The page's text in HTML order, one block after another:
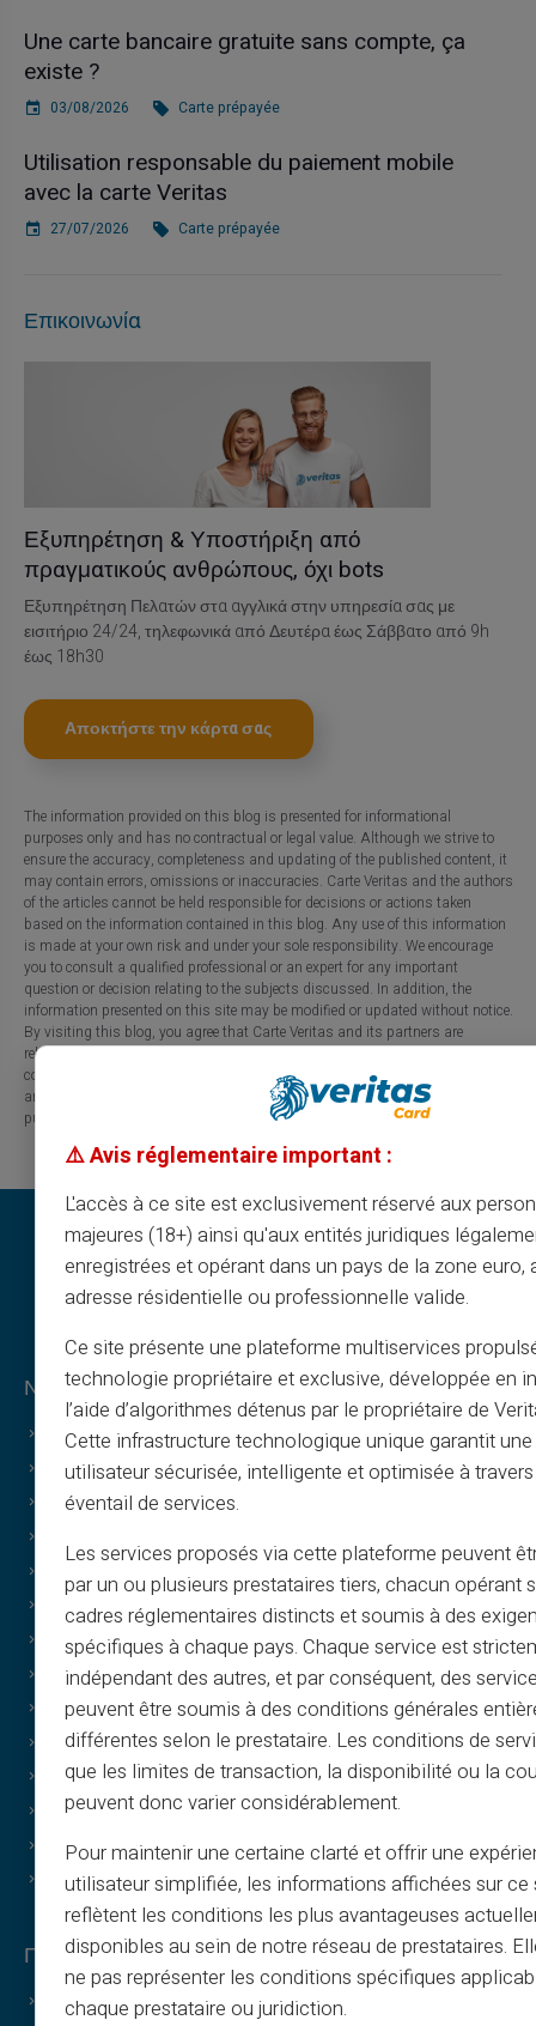
Une carte bancaire gratuite sans compte, ça
existe ?
03/08/2026 Carte prépayée
Utilisation responsable du paiement mobile
avec la carte Veritas
27/07/2026 Carte prépayée
Επικοινωνία
Εξυπηρέτηση & Υποστήριξη από
πραγματικούς ανθρώπους, όχι bots
Εξυπηρέτηση Πελατών στα αγγλικά στην υπηρεσία σας με
εισιτήριο 24/24, τηλεφωνικά από Δευτέρα έως Σάββατο από 9h
έως 18h30
Αποκτήστε την κάρτα σας
The information provided on this blog is presented for informational
purposes only and has no contractual or legal value. Although we strive to
ensure the accuracy, completeness and updating of the published content, it
may contain errors, omissions or inaccuracies. Carte Veritas and the authors
of the articles cannot be held responsible for decisions or actions taken
based on the information contained in this blog. Any use of this information
is made at your own risk and under your sole responsibility. We encourage
you to consult a qualified professional or an expert for any important
question or decision relating to the subjects discussed. In addition, the
information presented on this site may be modified or updated without notice.
By visiting this blog, you agree that Carte Veritas and its partners are
released from any liability concerning losses, direct or indirect damages, or
consequences arising from the use of the contents of this site, whether they
are linked to errors, omissions or the interpretation of the information
published.
Νομικές πληροφορίες & όροι
Γενικοί όροι
Νομική ειδοποίηση
Πολιτική απορρήτου
Πολιτική cookies
Συχνές ερωτήσεις
Οδηγοί
Όροι – Πρόγραμμα σύστασης
Πολιτική εκτύπωσης και χρήσης εικόνων
Όροι δωροκαρτών
Όροι cashback
Ποιοι είμαστε;
Γίνετε συνεργάτης
Επικοινωνία
Πλεονεκτήματα Veritas
Γιατί VERITAS;
⚠️ Avis réglementaire important :
L'accès à ce site est exclusivement réservé aux
majeures (18+) ainsi qu'aux entités juridiques
enregistrées et opérant dans un pays de la zone euro,
adresse résidentielle ou professionnelle valide.
Ce site présente une plateforme multiservices
technologie propriétaire et exclusive, développée en
l’aide d’algorithmes détenus par le propriétaire de
Cette infrastructure technologique unique garantit
utilisateur sécurisée, intelligente et optimisée à
éventail de services.
Les services proposés via cette plateforme peuvent
par un ou plusieurs prestataires tiers, chacun opérant
cadres réglementaires distincts et soumis à des
spécifiques à chaque pays. Chaque service est
indépendant des autres, et par conséquent, des
peuvent être soumis à des conditions générales
différentes selon le prestataire. Les conditions de
que les limites de transaction, la disponibilité ou la
peuvent donc varier considérablement.
Pour maintenir une certaine clarté et offrir une
utilisateur simplifiée, les informations affichées sur ce
reflètent les conditions les plus avantageuses
disponibles au sein de notre réseau de prestataires.
ne pas représenter les conditions spécifiques
chaque prestataire ou juridiction.